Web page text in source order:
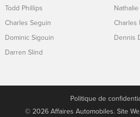
Todd Phillips
Charles Seguin
Dominic Sigouin
Darren Slind
Charles
Dennis
Politique de
© 2026 Affaires Automobiles. Site